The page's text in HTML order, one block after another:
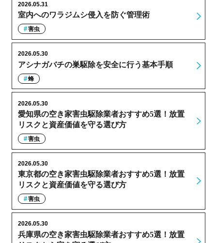
室内へのワラジムシ侵入を防ぐ管理術
2026.05.31
害虫
アシナガバチの巣駆除を安全に行う基本手順
2026.05.30
蜂
愛知県の空き家害虫駆除業者おすすめ5選！放置
リスクと資産価値を守る選び方
2026.05.30
害虫
東京都の空き家害虫駆除業者おすすめ5選！放置
リスクと資産価値を守る選び方
2026.05.30
害虫
兵庫県の空き家害虫駆除業者おすすめ5選！放置
2026.05.30